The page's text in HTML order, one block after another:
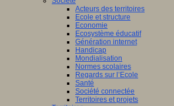
Acteurs des territoires
Ecole et structure
Economie
Ecosystème éducatif
Génération internet
Handicap
Mondialisation
Normes scolaires
Regards sur l’Ecole
Santé
Société connectée
Territoires et projets